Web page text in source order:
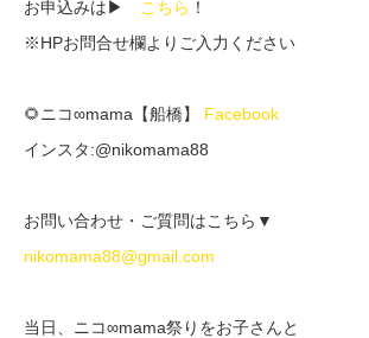
お申込みは▶
こちら ！
※HPお問合せ欄よりご入力ください
🌻ニコ∞mama【船橋】 Facebook
インスタ:@nikomama88
お問い合わせ・ご質問はこちら▼
nikomama88@gmail.com
当日、ニコ∞mama祭りをお子さんと